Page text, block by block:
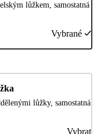
lůžkem, samostatná
Vybrané
lůžky, samostatná
Vybrat